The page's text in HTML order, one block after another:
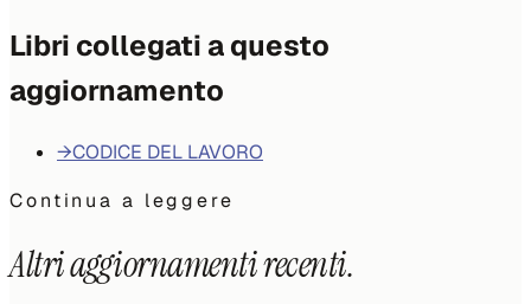
Libri collegati a questo
aggiornamento
→CODICE DEL LAVORO
Continua a leggere
Altri aggiornamenti recenti.